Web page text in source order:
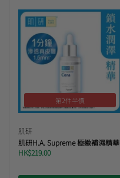
第2件半價
肌研
肌研H.A. Supreme 極緻補濕精華
HK$219.00